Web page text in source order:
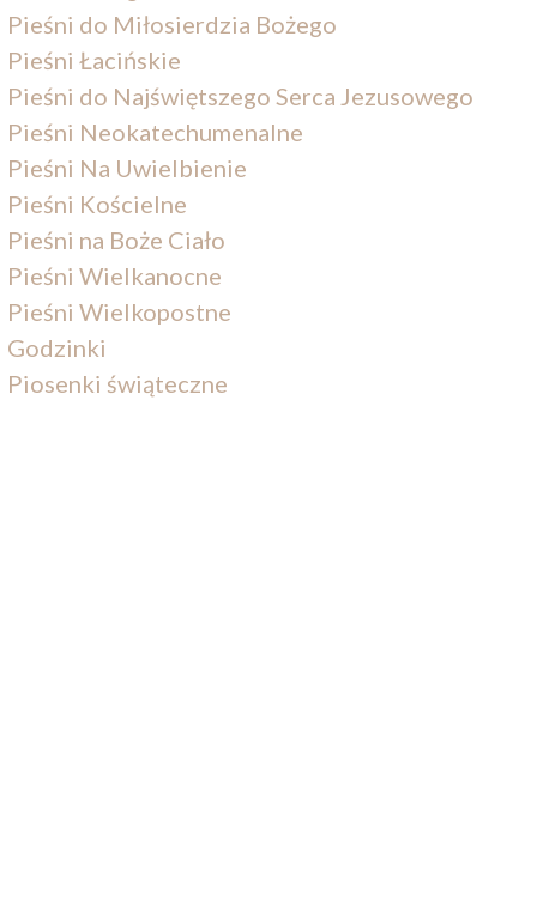
Pieśni do Miłosierdzia Bożego
Pieśni Łacińskie
Pieśni do Najświętszego Serca Jezusowego
Pieśni Neokatechumenalne
Pieśni Na Uwielbienie
Pieśni Kościelne
Pieśni na Boże Ciało
Pieśni Wielkanocne
Pieśni Wielkopostne
Godzinki
Piosenki świąteczne